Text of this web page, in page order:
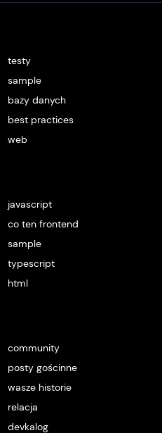
testy
sample
bazy danych
best practices
web
javascript
co ten frontend
sample
typescript
html
community
posty gościnne
wasze historie
relacja
devkalog